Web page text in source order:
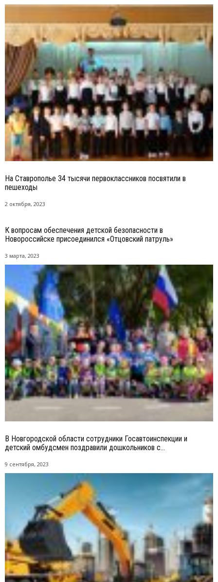
На Ставрополье 34 тысячи первоклассников посвятили в
пешеходы
2 октября, 2023
К вопросам обеспечения детской безопасности в
Новороссийске присоединился «Отцовский патруль»
3 марта, 2023
В Новгородской области сотрудники Госавтоинспекции и
детский омбудсмен поздравили дошкольников с...
9 сентября, 2023